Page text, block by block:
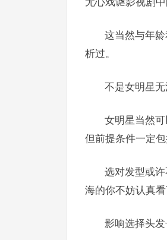
这当然与年
析过。
不是女明星无
女明星当然
但前提条件一定
选对发型或
海的你不妨认真看
影响选择头发